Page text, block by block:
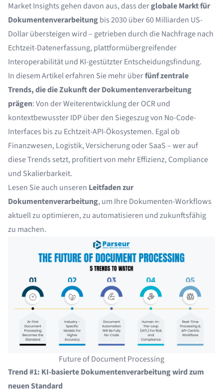
Market Insights gehen davon aus, dass derglobale Markt für
Dokumentenverarbeitungbis 2030 über 60 Milliarden US-
Dollar übersteigen wird – getrieben durch die Nachfrage nach
Echtzeit-Datenerfassung, plattformübergreifender
Interoperabilität und KI-gestützter Entscheidungsfindung.
In diesem Artikel erfahren Sie mehr überfünf zentrale
Trends, die die Zukunft der Dokumentenverarbeitung
prägen: Von der Weiterentwicklung der OCR und
kontextbewusster IDP über den Siegeszug von No-Code-
Interfaces bis zu Echtzeit-API-Ökosystemen. Egal ob
Finanzwesen, Logistik, Versicherung oder SaaS – wer auf
diese Trends setzt, profitiert von mehr Effizienz, Compliance
und Skalierbarkeit.
Lesen Sie auch unseren Leitfaden zur
Dokumentenverarbeitung, um Ihre Dokumenten-Workflows
aktuell zu optimieren, zu automatisieren und zukunftsfähig
zu machen.
Future of Document Processing
Trend #1: KI-basierte Dokumentenverarbeitung wird zum
neuen Standard